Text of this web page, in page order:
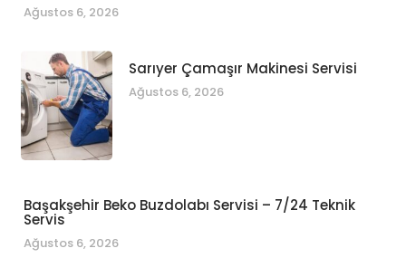
Ağustos 6, 2026
Sarıyer Çamaşır Makinesi Servisi
Ağustos 6, 2026
Başakşehir Beko Buzdolabı Servisi – 7/24 Teknik
Servis
Ağustos 6, 2026